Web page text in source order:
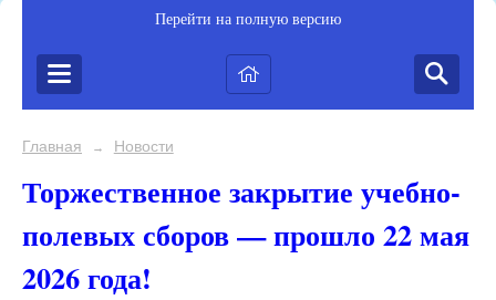
Перейти на полную версию
Главная → Новости
Торжественное закрытие учебно-
полевых сборов — прошло 22 мая
2026 года!